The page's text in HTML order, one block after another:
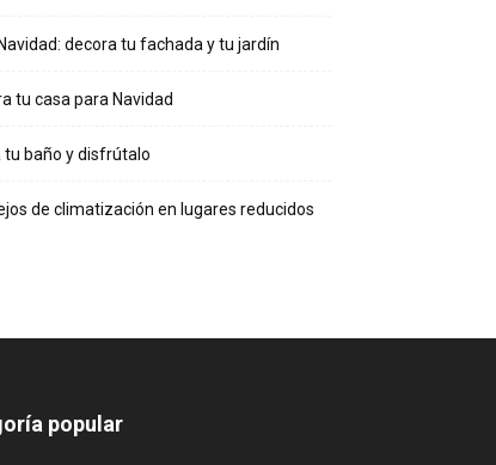
decora tu fachada y tu jardín
tu casa para Navidad
tu baño y disfrútalo
de climatización en lugares reducidos
popular